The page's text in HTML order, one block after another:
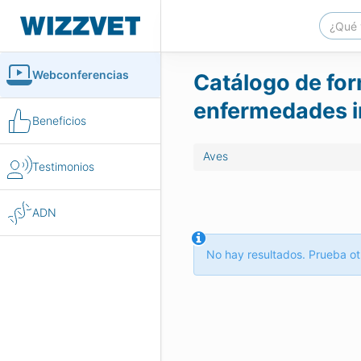
Webconferencias
Beneficios
Testimonios
ADN
Catálogo de
enfermedades
Aves
No hay resultados. Prueba